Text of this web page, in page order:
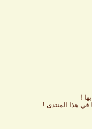
!
هذا المنتدى !